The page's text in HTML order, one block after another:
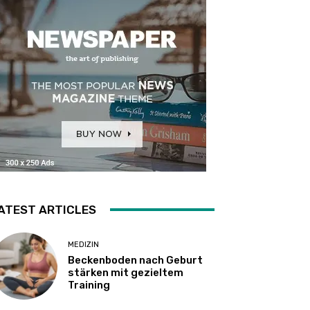
ARTICLES
MEDIZIN
Beckenboden nach Geburt
stärken mit gezieltem
Training